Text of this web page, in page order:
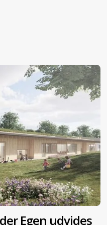
Egen udvides